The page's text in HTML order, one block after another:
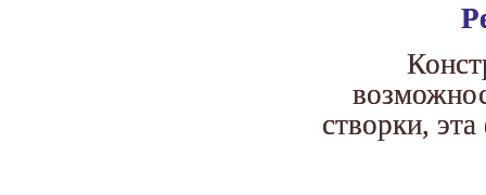
створки,